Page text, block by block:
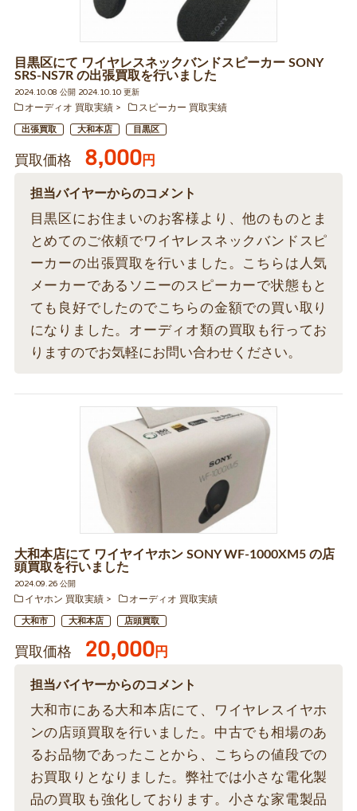
目黒区にて ワイヤレスネックバンドスピーカー SONY
SRS-NS7R の出張買取を行いました
2024.10.08 公開 2024.10.10 更新
オーディオ 買取実績
スピーカー 買取実績
出張買取 大和本店 目黒区
買取価格 8,000円
担当バイヤーからのコメント
目黒区にお住まいのお客様より、他のものとま
とめてのご依頼でワイヤレスネックバンドスピ
ーカーの出張買取を行いました。こちらは人気
メーカーであるソニーのスピーカーで状態もと
ても良好でしたのでこちらの金額での買い取り
になりました。オーディオ類の買取も行ってお
りますのでお気軽にお問い合わせください。
大和本店にて ワイヤイヤホン SONY WF-1000XM5 の店
頭買取を行いました
2024.09.26 公開
イヤホン 買取実績
オーディオ 買取実績
大和市 大和本店 店頭買取
買取価格 20,000円
担当バイヤーからのコメント
大和市にある大和本店にて、ワイヤレスイヤホ
ンの店頭買取を行いました。中古でも相場のあ
るお品物であったことから、こちらの値段での
お買取りとなりました。弊社では小さな電化製
品の買取も強化しております。小さな家電製品